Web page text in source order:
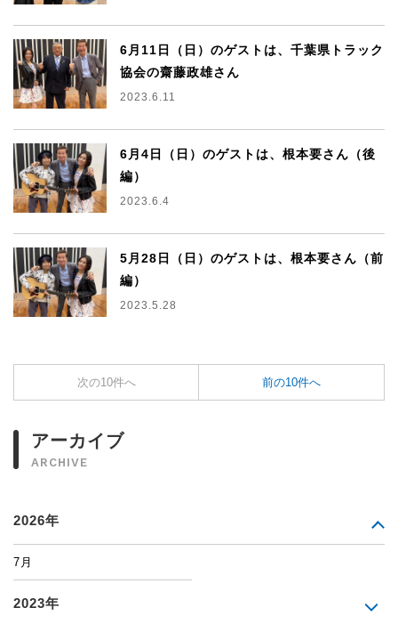
6月11日（日）のゲストは、千葉県トラック
協会の齋藤政雄さん
2023.6.11
6月4日（日）のゲストは、根本要さん（後
編）
2023.6.4
5月28日（日）のゲストは、根本要さん（前
編）
2023.5.28
次の10件へ 前の10件へ
アーカイブ
ARCHIVE
2026年
7月
2023年